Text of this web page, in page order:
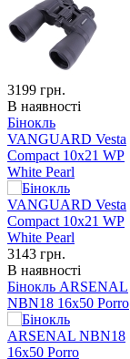
3199 грн.
В наявності
Бінокль
VANGUARD Vesta
Compact 10x21 WP
White Pearl
3143 грн.
В наявності
Бінокль ARSENAL
NBN18 16x50 Porro